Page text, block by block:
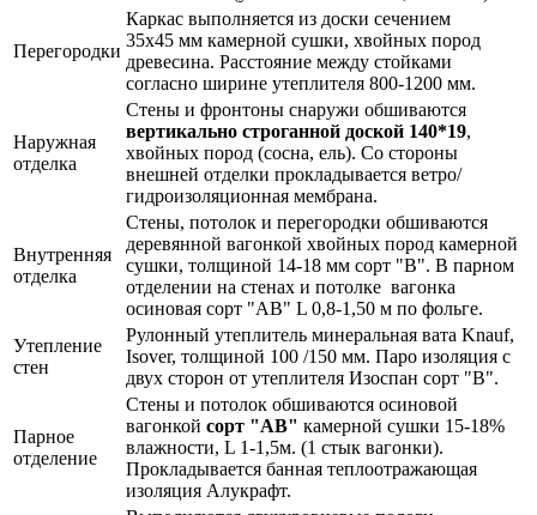
Перегородки
Каркас выполняется из доски сечением
35х45 мм камерной сушки, хвойных пород
древесина. Расстояние между стойками
согласно ширине утеплителя 800-1200 мм.
Наружная
отделка
Стены и фронтоны снаружи обшиваются
вертикально строганной доской 140*19,
хвойных пород (сосна, ель). Со стороны
внешней отделки прокладывается ветро/
гидроизоляционная мембрана.
Внутренняя
отделка
Стены, потолок и перегородки обшиваются
деревянной вагонкой хвойных пород камерной
сушки, толщиной 14-18 мм сорт "В". В парном
отделении на стенах и потолке вагонка
осиновая сорт "АВ" L 0,8-1,50 м по фольге.
Утепление
стен
Рулонный утеплитель минеральная вата Knauf,
Isover, толщиной 100 /150 мм. Паро изоляция с
двух сторон от утеплителя Изоспан сорт "В".
Парное
отделение
Стены и потолок обшиваются осиновой
вагонкой сорт "АВ" камерной сушки 15-18%
влажности, L 1-1,5м. (1 стык вагонки).
Прокладывается банная теплоотражающая
изоляция Алукрафт.